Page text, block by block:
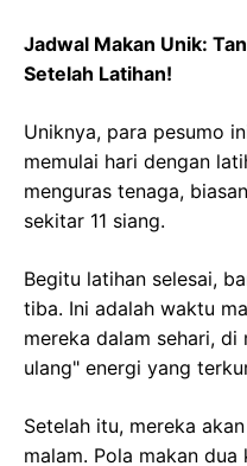
Jadwal Makan Unik:
Setelah Latihan!
Uniknya, para pesumo
memulai hari dengan
menguras tenaga,
sekitar 11 siang.
Begitu latihan selesai,
tiba. Ini adalah waktu
mereka dalam sehari, di
ulang" energi yang
Setelah itu, mereka
malam. Pola makan